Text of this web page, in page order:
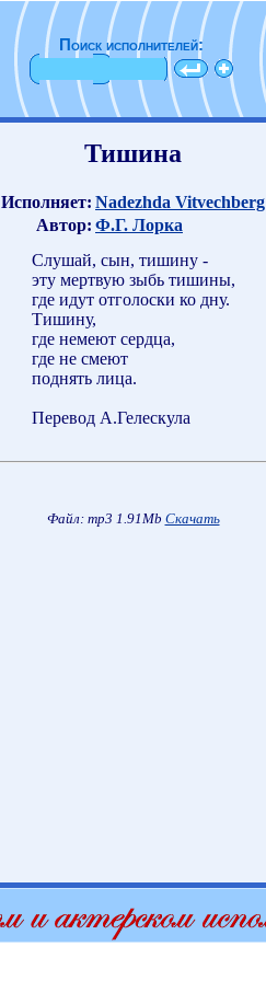
Поиск исполнителей:
Тишина
Исполняет: Nadezhda Vitvechberg
Автор: Ф.Г. Лорка
Слушай, сын, тишину -
эту мертвую зыбь тишины,
где идут отголоски ко дну.
Тишину,
где немеют сердца,
где не смеют
поднять лица.
Перевод А.Гелескула
Файл: mp3 1.91Mb Скачать